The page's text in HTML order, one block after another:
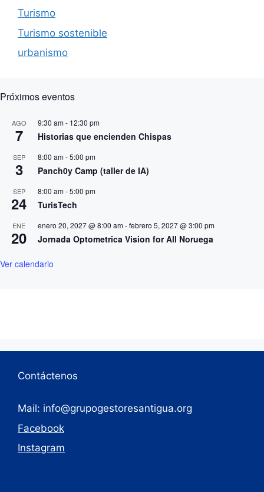
Turismo
Turismo sostenible
urbanismo
Próximos eventos
AGO
7
9:30 am- 12:30 pm
Historias que encienden Chispas
SEP
3
8:00 am-5:00 pm
Panch0y Camp (taller de IA)
SEP
24
8:00 am-5:00 pm
TurisTech
ENE
20
enero 20, 2027 @ 8:00 am-febrero 5, 2027 @ 3:00 pm
Jornada Optometrica Vision for All Noruega
Ver calendario
Contáctenos
Mail: info@grupogestoresantigua.org
Facebook
Instagram